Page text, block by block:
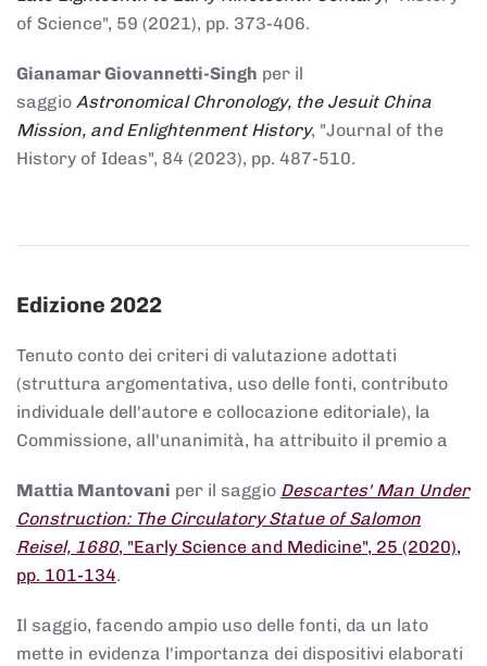
of Science", 59 (2021), pp. 373-406.
Gianamar Giovannetti-Singh per il
saggio Astronomical Chronology, the Jesuit China
Mission, and Enlightenment History, "Journal of the
History of Ideas", 84 (2023), pp. 487-510.
Edizione 2022
Tenuto conto dei criteri di valutazione adottati
(struttura argomentativa, uso delle fonti, contributo
individuale dell'autore e collocazione editoriale), la
Commissione, all'unanimità, ha attribuito il premio a
Mattia Mantovani per il saggio Descartes' Man Under
Construction: The Circulatory Statue of Salomon
Reisel, 1680, "Early Science and Medicine", 25 (2020),
pp. 101-134.
Il saggio, facendo ampio uso delle fonti, da un lato
mette in evidenza l'importanza dei dispositivi elaborati